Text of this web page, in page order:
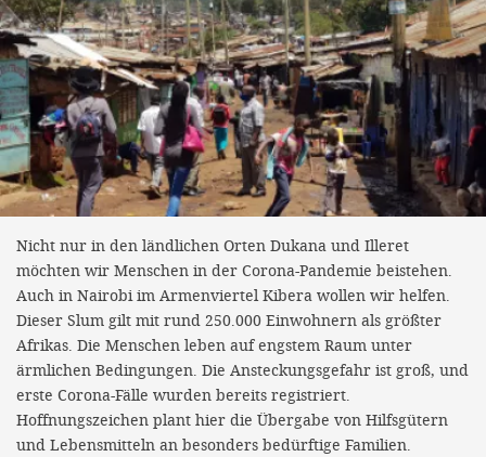
Nicht nur in den ländlichen Orten Dukana und Illeret
möchten wir Menschen in der Corona-Pandemie beistehen.
Auch in Nairobi im Armenviertel Kibera wollen wir helfen.
Dieser Slum gilt mit rund 250.000 Einwohnern als größter
Afrikas. Die Menschen leben auf engstem Raum unter
ärmlichen Bedingungen. Die Ansteckungsgefahr ist groß, und
erste Corona-Fälle wurden bereits registriert.
Hoffnungszeichen plant hier die Übergabe von Hilfsgütern
und Lebensmitteln an besonders bedürftige Familien.